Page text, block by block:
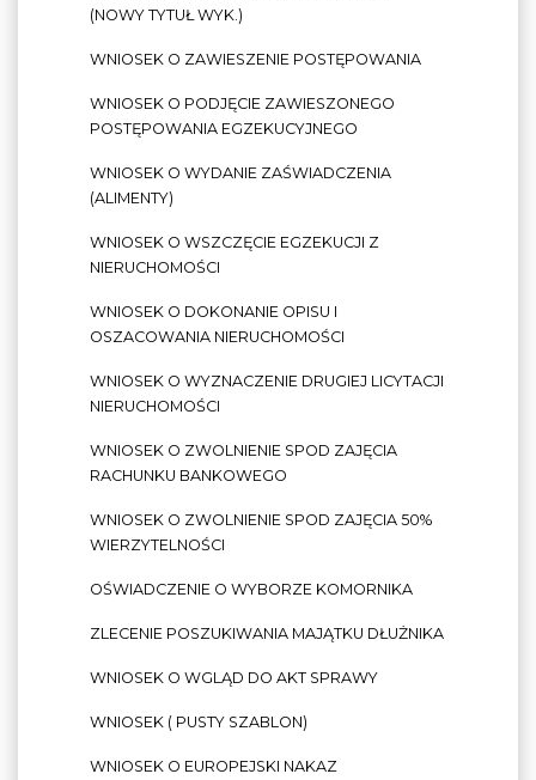
(NOWY TYTUŁ WYK.)
WNIOSEK O ZAWIESZENIE POSTĘPOWANIA
WNIOSEK O PODJĘCIE ZAWIESZONEGO
POSTĘPOWANIA EGZEKUCYJNEGO
WNIOSEK O WYDANIE ZAŚWIADCZENIA
(ALIMENTY)
WNIOSEK O WSZCZĘCIE EGZEKUCJI Z
NIERUCHOMOŚCI
WNIOSEK O DOKONANIE OPISU I
OSZACOWANIA NIERUCHOMOŚCI
WNIOSEK O WYZNACZENIE DRUGIEJ LICYTACJI
NIERUCHOMOŚCI
WNIOSEK O ZWOLNIENIE SPOD ZAJĘCIA
RACHUNKU BANKOWEGO
WNIOSEK O ZWOLNIENIE SPOD ZAJĘCIA 50%
WIERZYTELNOŚCI
OŚWIADCZENIE O WYBORZE KOMORNIKA
ZLECENIE POSZUKIWANIA MAJĄTKU DŁUŻNIKA
WNIOSEK O WGLĄD DO AKT SPRAWY
WNIOSEK ( PUSTY SZABLON)
WNIOSEK O EUROPEJSKI NAKAZ